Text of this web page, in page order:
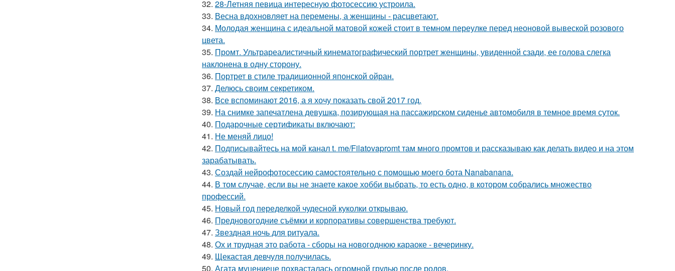
32. 28-Летняя певица интересную фотосессию устроила.
33. Весна вдохновляет на перемены, а женщины - расцветают.
34. Молодая женщина с идеальной матовой кожей стоит в темном переулке перед неоновой вывеской розового
цвета.
35. Промт. Ультрареалистичный кинематографический портрет женщины, увиденной сзади, ее голова слегка
наклонена в одну сторону.
36. Портрет в стиле традиционной японской ойран.
37. Делюсь своим секретиком.
38. Все вспоминают 2016, а я хочу показать свой 2017 год.
39. На снимке запечатлена девушка, позирующая на пассажирском сиденье автомобиля в темное время суток.
40. Подарочные сертификаты включают:
41. Не меняй лицо!
42. Подписывайтесь на мой канал t. me/Filatovapromt там много промтов и рассказываю как делать видео и на этом
зарабатывать.
43. Создай нейрофотосессию самостоятельно с помощью моего бота Nanabanana.
44. В том случае, если вы не знаете какое хобби выбрать, то есть одно, в котором собрались множество
профессий.
45. Новый год переделкой чудесной куколки открываю.
46. Предновогодние съёмки и корпоративы совершенства требуют.
47. Звездная ночь для ритуала.
48. Ох и трудная это работа - сборы на новогоднюю караоке - вечеринку.
49. Щекастая девчуля получилась.
50. Агата муцениеце похвасталась огромной грудью после родов.